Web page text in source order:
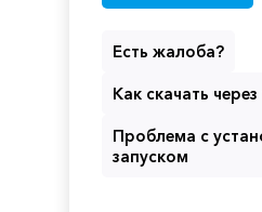
Есть жалоба?
Как скачать
Проблема с
запуском